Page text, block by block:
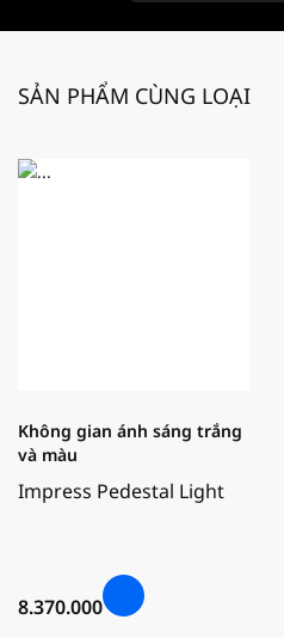
SẢN PHẨM CÙNG LOẠI
Không gian ánh sáng trắng
và màu
Impress Pedestal Light
8.370.000